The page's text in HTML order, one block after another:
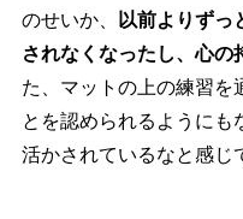
のせいか、
以前よりずっ
されなくなったし、心の
た、マットの上の練習を
とを認められるようにも
活かされているなと感じ